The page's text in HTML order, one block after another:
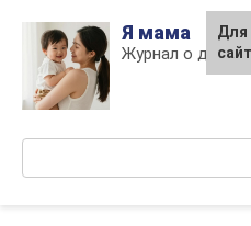
content
Я мама
Журнал о детях
Для